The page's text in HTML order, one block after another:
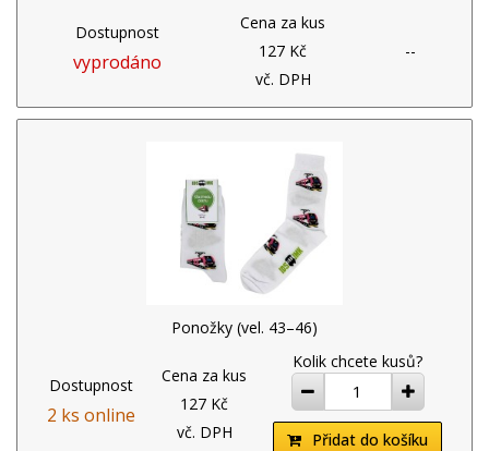
Dostupnost
vyprodáno
Cena za kus
127 Kč
vč. DPH
--
Ponožky (vel. 43–46)
Dostupnost
2 ks online
Cena za kus
127 Kč
vč. DPH
Kolik chcete kusů?
ubrat přidat
Přidat do košíku